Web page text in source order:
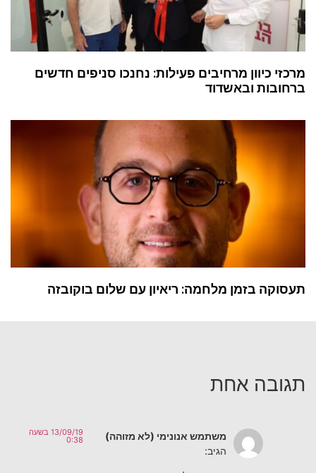
מרכזי כיוון מרחיבים פעילות: נחנכו סניפים חדשים
ברחובות ובאשדוד
תעסוקה בזמן מלחמה: ריאיון עם שלום בוקובזה
תגובה אחת
משתמש אנונימי (לא מזוהה)
הגיב:
13/09/19 בשעה
0:38